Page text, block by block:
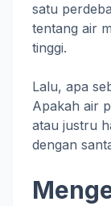
satu
tentang air
tinggi.
Lalu, apa
Apakah air
atau justru
dengan